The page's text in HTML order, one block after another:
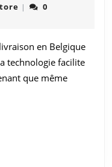
optistore
|
0
en Belgique
technologie facilite
que même